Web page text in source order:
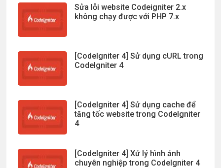
Sửa lỗi website Codeigniter 2.x
không chạy được với PHP 7.x
[CodeIgniter 4] Sử dụng cURL trong
CodeIgniter 4
[CodeIgniter 4] Sử dụng cache để
tăng tốc website trong CodeIgniter
4
[CodeIgniter 4] Xử lý hình ảnh
chuyên nghiệp trong CodeIgniter 4